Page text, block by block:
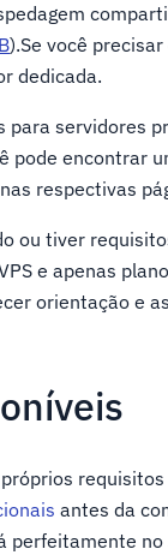
).Se você
dedicada.
servidores
pode encontrar
respectivas
ou tiver
e apenas
orientação e
antes da